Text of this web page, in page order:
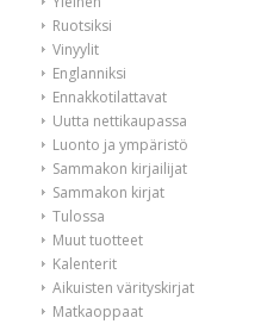
Ruotsiksi
Vinyylit
Englanniksi
Ennakkotilattavat
Uutta nettikaupassa
Luonto ja ympäristö
Sammakon kirjailijat
Sammakon kirjat
Tulossa
Muut tuotteet
Kalenterit
Aikuisten värityskirjat
Matkaoppaat